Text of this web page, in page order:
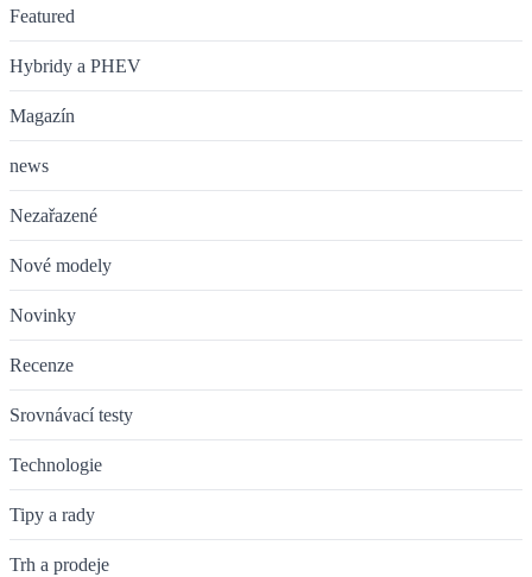
Featured
Hybridy a PHEV
Magazín
news
Nezařazené
Nové modely
Novinky
Recenze
Srovnávací testy
Technologie
Tipy a rady
Trh a prodeje